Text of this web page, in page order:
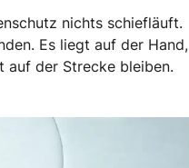
nichts schiefläuft.
Es liegt auf der Hand,
auf der Strecke bleiben.